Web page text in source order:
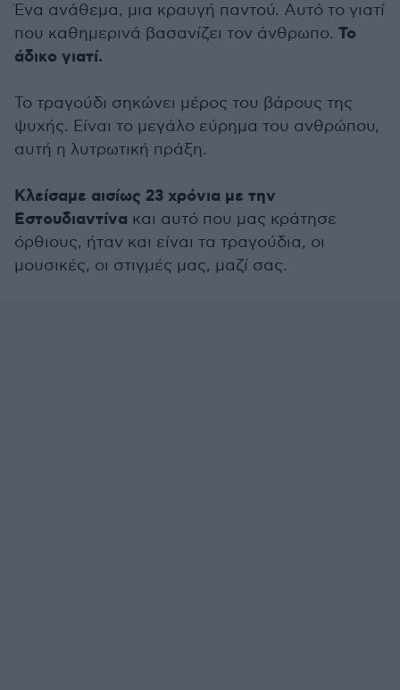
Ένα ανάθεμα, μια κραυγή παντού. Αυτό το γιατί
που καθημερινά βασανίζει τον άνθρωπο. Το
άδικο γιατί.
Το τραγούδι σηκώνει μέρος του βάρους της
ψυχής. Είναι το μεγάλο εύρημα του ανθρώπου,
αυτή η λυτρωτική πράξη.
Κλείσαμε αισίως 23 χρόνια με την
Εστουδιαντίνα και αυτό που μας κράτησε
όρθιους, ήταν και είναι τα τραγούδια, οι
μουσικές, οι στιγμές μας, μαζί σας.